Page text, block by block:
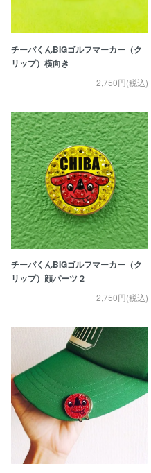
チーバくんBIGゴルフマーカー（ク
リップ）横向き
2,750円(税込)
チーバくんBIGゴルフマーカー（ク
リップ）顔パーツ２
2,750円(税込)